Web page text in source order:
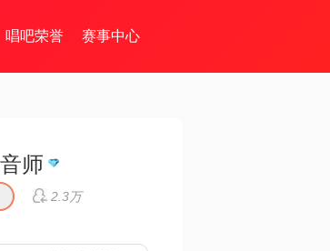
唱吧荣誉 赛事中心
师
2.3万